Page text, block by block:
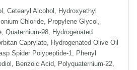
Cetearyl Alcohol, Hydroxyethyl
Chloride, Propylene Glycol,
Quaternium-98, Hydrogenated
Caprylate, Hydrogenated Olive Oil
Spider Polypeptide-1, Phenyl
Benzoic Acid, Polyquaternium-22,